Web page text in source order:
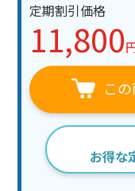
定期割引価格
11,800
こ
お得な